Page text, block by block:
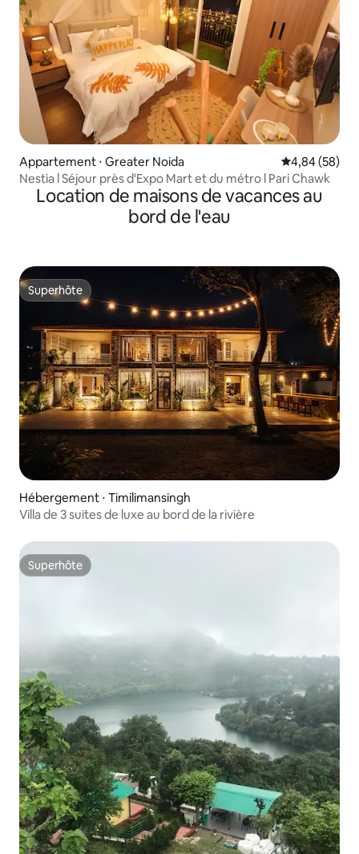
Appartement ⋅ Greater Noida Évaluation
4,84 (58)
Nestia l Séjour près d'Expo Mart et du métro l Pari Chawk
Location de maisons de vacances au
bord de l'eau
Superhôte
Superhôte
Hébergement ⋅ Timilimansingh
Villa de 3 suites de luxe au bord de la rivière
Superhôte
Superhôte